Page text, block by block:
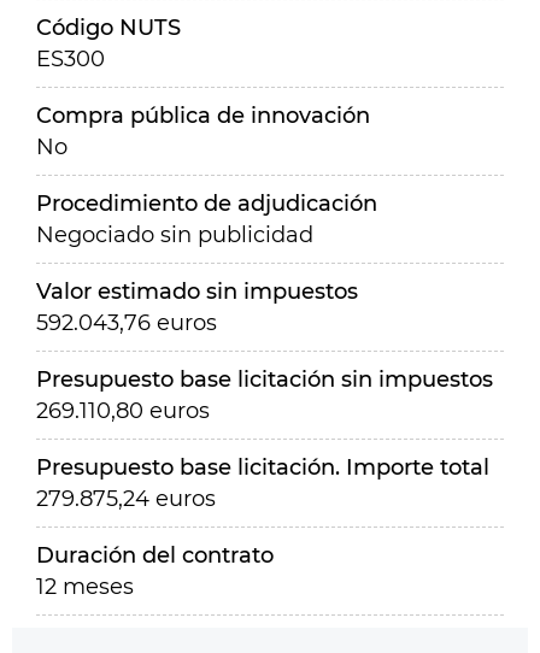
Código NUTS
ES300
Compra pública de innovación
No
Procedimiento de adjudicación
Negociado sin publicidad
Valor estimado sin impuestos
592.043,76 euros
Presupuesto base licitación sin impuestos
269.110,80 euros
Presupuesto base licitación. Importe total
279.875,24 euros
Duración del contrato
12 meses